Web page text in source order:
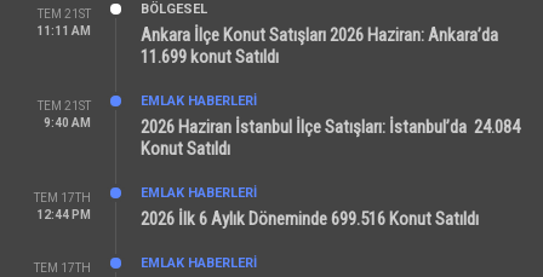
TEM 21ST
11:11 AM
BÖLGESEL
Ankara İlçe Konut Satışları 2026 Haziran: Ankara’da
11.699 konut Satıldı
TEM 21ST
9:40 AM
EMLAK HABERLERI
2026 Haziran İstanbul İlçe Satışları: İstanbul’da 24.084
Konut Satıldı
TEM 17TH
12:44 PM
EMLAK HABERLERI
2026 İlk 6 Aylık Döneminde 699.516 Konut Satıldı
TEM 17TH
EMLAK HABERLERI